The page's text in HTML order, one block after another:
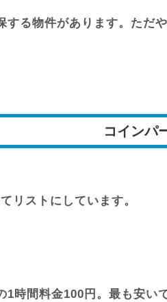
る物件があります。ただ
コインパ
リストにしています。
時間料金100円。最も安い